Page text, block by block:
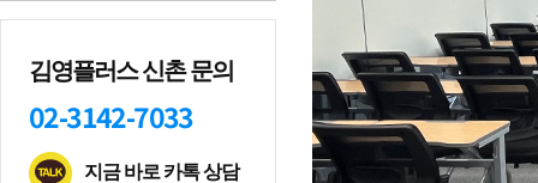
김영플러스 신촌 문의
02-3142-7033
지금 바로 카톡 상담